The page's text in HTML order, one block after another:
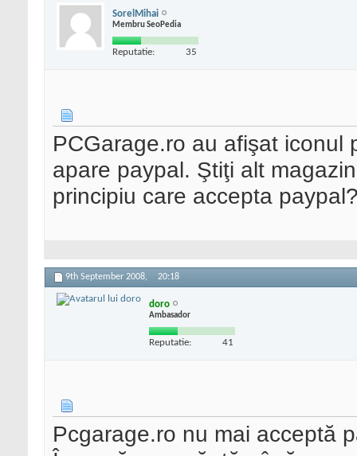
SorelMihai
Membru SeoPedia
Reputatie: 35
PCGarage.ro au afişat iconul
apare paypal. Ştiţi alt
principiu care accepta
9th September 2008, 20:18
doro
Ambasador
Reputatie: 41
Pcgarage.ro nu mai acceptă